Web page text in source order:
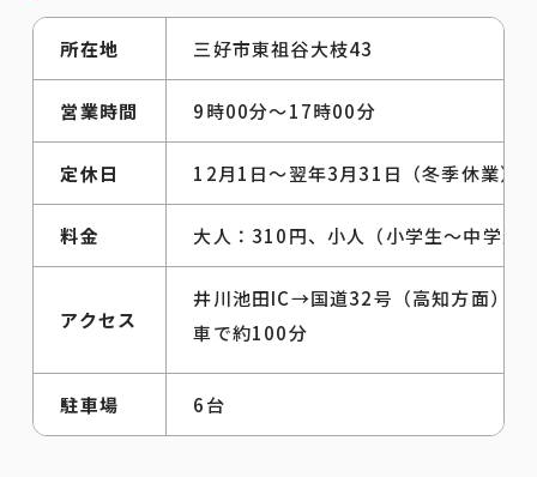
所在地 三好市東祖谷大枝43
営業時間 9時00分～17時00分
定休日 12月1日～翌年3月31日（冬季休業）
料金 大人：310円、小人（小学生～中学生
アクセス
井川池田IC→国道32号（高知方面）
車で約100分
駐車場 6台